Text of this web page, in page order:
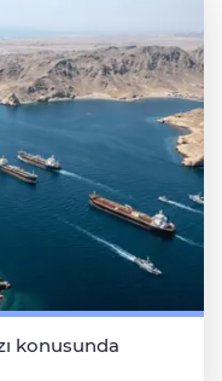
konusunda